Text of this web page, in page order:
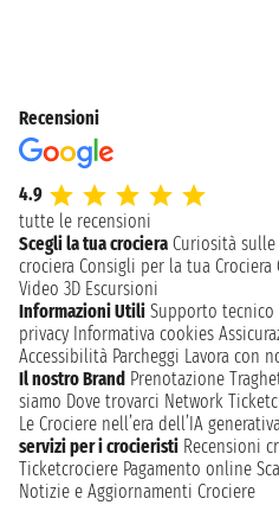
Recensioni
4.9
tutte le recensioni
Scegli la tua crociera Curiosità
crociera Consigli per la tua Crociera
Video 3D Escursioni
Informazioni Utili Supporto tecnico
privacy Informativa cookies
Accessibilità Parcheggi Lavora con
Il nostro Brand Prenotazione
siamo Dove trovarci Network
Le Crociere nell’era dell’IA
servizi per i crocieristi Recensioni
Ticketcrociere Pagamento online
Notizie e Aggiornamenti Crociere